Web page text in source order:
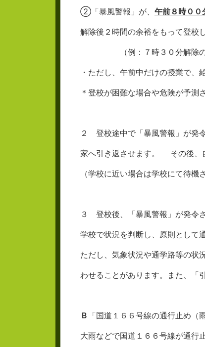
②「暴風警報」が、 午前８時００
解除後２時間の余裕をもって登校
（例：７時３０分解除
・ただし、午前中だけの授業で、
＊登校が困難な場合や危険が予測
２ 登校途中で「暴風警報」が発
家へ引き返させます。 その後、
（学校に近い場合は学校にて待機
３ 登校後、「暴風警報」が発令
学校で状況を判断し、原則として
ただし、気象状況や通学路等の状
わせることがあります。また、「
Ｂ 「国道１６６号線の通行止め（
大雨などで国道１６６号線が通行